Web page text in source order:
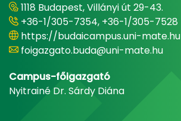
1118 Budapest, Villányi út 29-43.
+36-1/305-7354, +36-1/305-7528
https://budaicampus.uni-mate.hu
foigazgato.buda@uni-mate.hu
Campus-főigazgató
Nyitrainé Dr. Sárdy Diána